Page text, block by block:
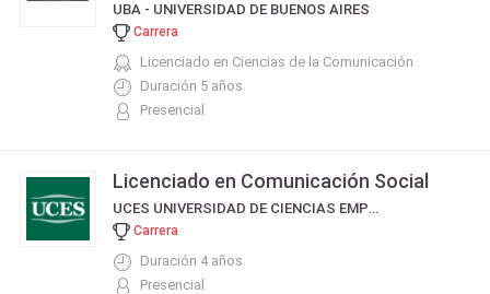
UBA - UNIVERSIDAD DE BUENOS AIRES
Carrera
Licenciado en Ciencias de la Comunicación
Duración 5 años
Presencial
Licenciado en Comunicación Social
UCES UNIVERSIDAD DE CIENCIAS EMPRESARIALES Y SOCIALES
Carrera
Duración 4 años
Presencial